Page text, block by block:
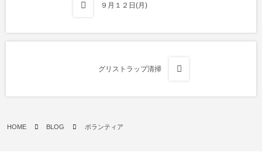
９月１２日(月)
グリストラップ清掃
HOME BLOG ボランティア